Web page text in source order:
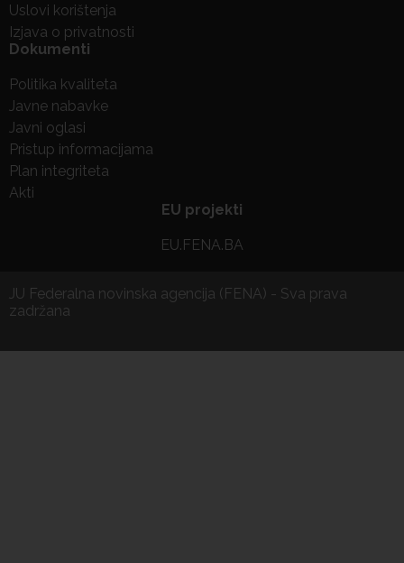
Uslovi korištenja
Izjava o privatnosti
Dokumenti
Politika kvaliteta
Javne nabavke
Javni oglasi
Pristup informacijama
Plan integriteta
Akti
EU projekti
EU.FENA.BA
JU Federalna novinska agencija (FENA) - Sva prava
zadržana